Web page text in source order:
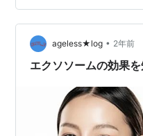
案内（コスメセットの申
で紹介します。 セキド
日 3月2…ageless★log • 2年前
エクソソームの効果